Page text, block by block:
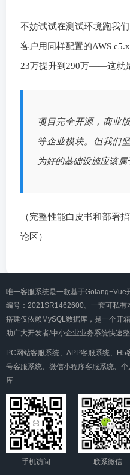
不妨试试在测试环境跑我
客户用同样配置的AWS
23万提升到290万——这就
项目完全开源，商业
等企业模块。但我们
为好的基础设施应该属
（完整性能白皮书和部署
论区）
唯一客服系统是一款基于Golang+Vue
编号：2021SR1462600。一套可私有
搭建仅依赖MySQL数据库，是一个开
助广大开发者/中小企业业务系统快速整
PC网站客服系统、APP客服系统、
号客服系统、微信小程序客服系统、
库
手机访问 联系微信